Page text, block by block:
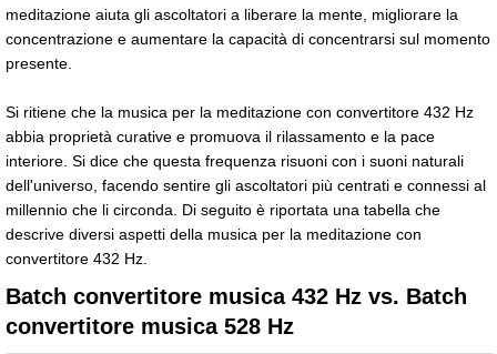
meditazione aiuta gli ascoltatori a liberare la mente, migliorare la
concentrazione e aumentare la capacità di concentrarsi sul momento
presente.
Si ritiene che la musica per la meditazione con convertitore 432 Hz
abbia proprietà curative e promuova il rilassamento e la pace
interiore. Si dice che questa frequenza risuoni con i suoni naturali
dell'universo, facendo sentire gli ascoltatori più centrati e connessi al
millennio che li circonda. Di seguito è riportata una tabella che
descrive diversi aspetti della musica per la meditazione con
convertitore 432 Hz.
Batch convertitore musica 432 Hz vs. Batch
convertitore musica 528 Hz